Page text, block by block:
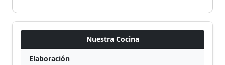
Nuestra Cocina
Elaboración